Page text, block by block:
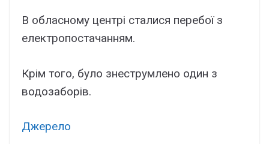
В обласному центрі сталися перебої з
електропостачанням.
Крім того, було знеструмлено один з
водозаборів.
Джерело